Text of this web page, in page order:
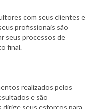
com seus clientes e
profissionais são
seus processos de
final.
realizados pelos
e são
seus esforços para